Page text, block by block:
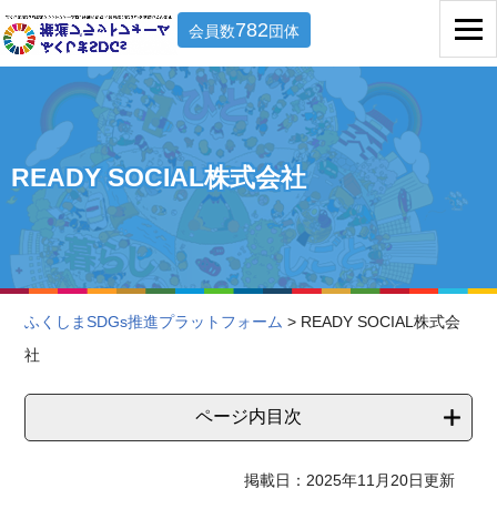
会員数782団体
READY SOCIAL株式会社
ふくしまSDGs推進プラットフォーム > READY SOCIAL株式会
社
ページ内目次
掲載日：2025年11月20日更新